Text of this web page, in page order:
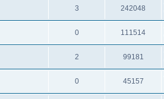
3 242048
0 111514
2 99181
0 45157